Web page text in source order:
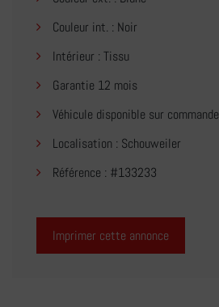
Couleur int. : Noir
Intérieur : Tissu
Garantie 12 mois
Véhicule disponible sur commande
Localisation : Schouweiler
Référence : #133233
Imprimer cette annonce